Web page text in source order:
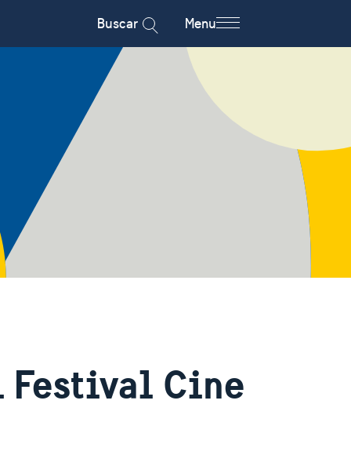
Buscar Menu
Festival Cine